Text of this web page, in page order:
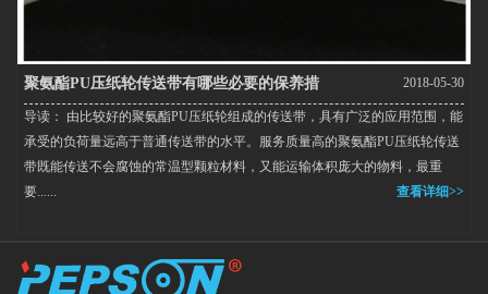
聚氨酯PU压纸轮传送带有哪些必要的保养措
施？
2018-05-30
导读： 由比较好的聚氨酯PU压纸轮组成的传送带，具有广泛的应用范围，能
承受的负荷量远高于普通传送带的水平。服务质量高的聚氨酯PU压纸轮传送
带既能传送不会腐蚀的常温型颗粒材料，又能运输体积庞大的物料，最重
要......
查看详细>>